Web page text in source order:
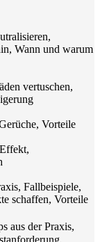
Wann und warum
vertuschen,
Vorteile
Fallbeispiele,
schaffen, Vorteile
aus der Praxis,